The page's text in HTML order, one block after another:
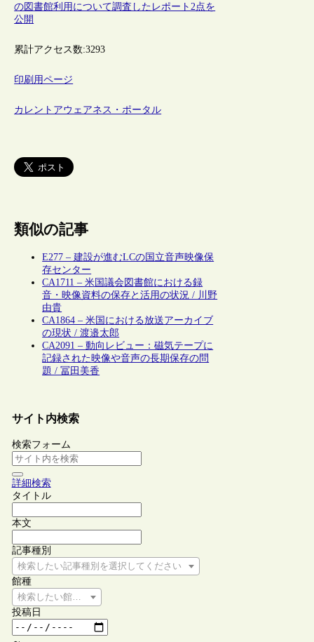
の図書館利用について調査したレポート2点を
公開
累計アクセス数:3293
印刷用ページ
カレントアウェアネス・ポータル
類似の記事
E277 – 建設が進むLCの国立音声映像保
存センター
CA1711 – 米国議会図書館における録
音・映像資料の保存と活用の状況 / 川野
由貴
CA1864 – 米国における放送アーカイブ
の現状 / 渡邉太郎
CA2091 – 動向レビュー：磁気テープに
記録された映像や音声の長期保存の問
題 / 冨田美香
サイト内検索
検索フォーム
詳細検索
タイトル
本文
記事種別
検索したい記事種別を選択してください
館種
検索したい館種を選択してください
投稿日